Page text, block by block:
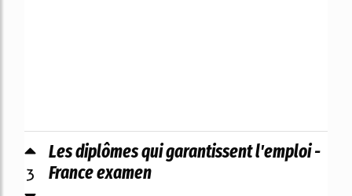
3
Les diplômes qui garantissent l'emploi -
France examen